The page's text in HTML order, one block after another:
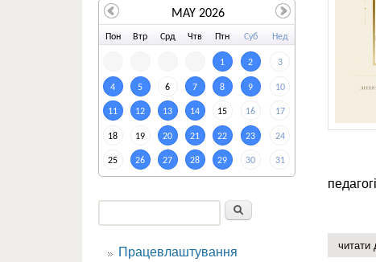
читати
Пон Втр Срд Чтв Птн Суб Нед
1 2 3
4 5 6 7 8 9 10
11 12 13 14 15 16 17
18 19 20 21 22 23 24
25 26 27 28 29 30 31
MAY 2026
Пошукова форма
Працевлаштування